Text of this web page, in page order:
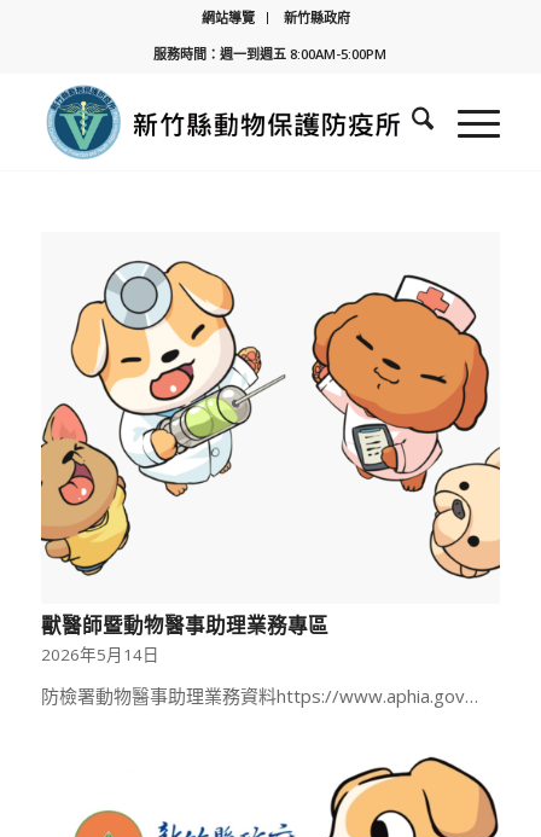
網站導覽
新竹縣政府
服務時間：週一到週五 8:00AM-5:00PM
獸醫師暨動物醫事助理業務專區
2026年5月14日
防檢署動物醫事助理業務資料https://www.aphia.gov…